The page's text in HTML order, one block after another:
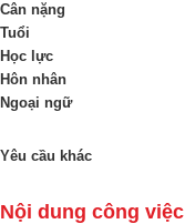
Cân nặng
Tuổi
Học lực
Hôn nhân
Ngoại ngữ
Yêu cầu khác
Nội dung công việc